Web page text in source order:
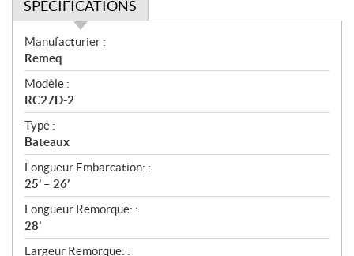
SPÉCIFICATIONS
S
p
é
c
i
f
i
c
a
t
i
o
n
Manufacturier :
Remeq
Modèle :
RC27D-2
Type :
Bateaux
Longueur Embarcation: :
25’ – 26’
Longueur Remorque: :
28’
Largeur Remorque: :